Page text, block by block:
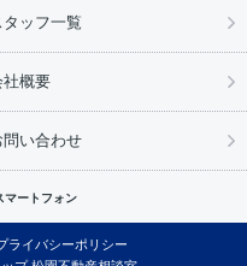
タッフ一覧
社概要
問い合わせ
マートフォン
ライバシーポリシー